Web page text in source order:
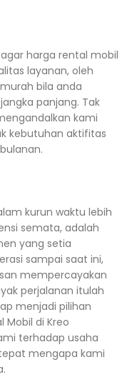
harga rental mobil
layanan, oleh
bila anda
panjang. Tak
kami
kebutuhan aktifitas
kurun waktu lebih
semata, adalah
yang setia
sampai saat ini,
mempercayakan
perjalanan itulah
menjadi pilihan
di Kreo
terhadap usaha
mengapa kami